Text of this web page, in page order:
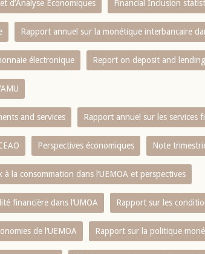
d’Analyse Economiques Financial Inclusion
Rapport annuel sur la monétique interbancaire
électronique Report on deposit and
and services Rapport annuel sur les services
Perspectives économiques Note
la consommation dans l‘UEMOA et perspectives
financière dans l‘UMOA Rapport sur les
de l‘UEMOA Rapport sur la politique